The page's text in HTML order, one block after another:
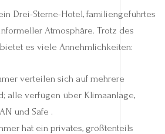
Drei-Sterne-Hotel, familiengeführtes
Atmosphäre. Trotz des
es viele Annehmlichkeiten:
verteilen sich auf mehrere
alle verfügen über Klimaanlage,
und Safe .
hat ein privates, größtenteils